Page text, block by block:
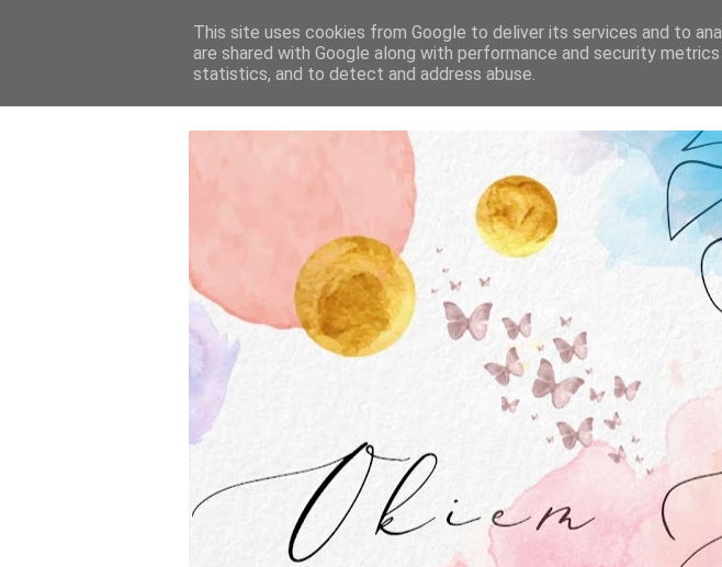
STRONA GŁÓWNA O
This site uses cookies from Google to deliver its services and to
are shared with Google along with performance and security
statistics, and to detect and address abuse.